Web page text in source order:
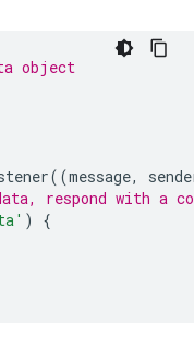
object
((message,
respond with a
)
{